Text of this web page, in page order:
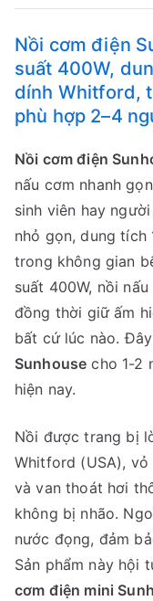
Nồi cơm điện
suất 400W,
dính Whitford,
phù hợp 2–4
Nồi cơm điện
nấu cơm nhanh
sinh viên hay
nhỏ gọn, dung tích
trong không gian
suất 400W, nồi
đồng thời giữ ấm
bất cứ lúc nào.
Sunhouse cho 1-2
hiện nay.
Nồi được trang bị
Whitford (USA), vỏ
và van thoát hơi
không bị nhão.
nước đọng, đảm
Sản phẩm này hội
cơm điện mini